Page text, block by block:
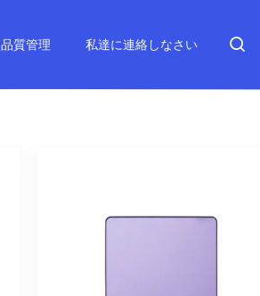
品質管理 私達に連絡しなさい